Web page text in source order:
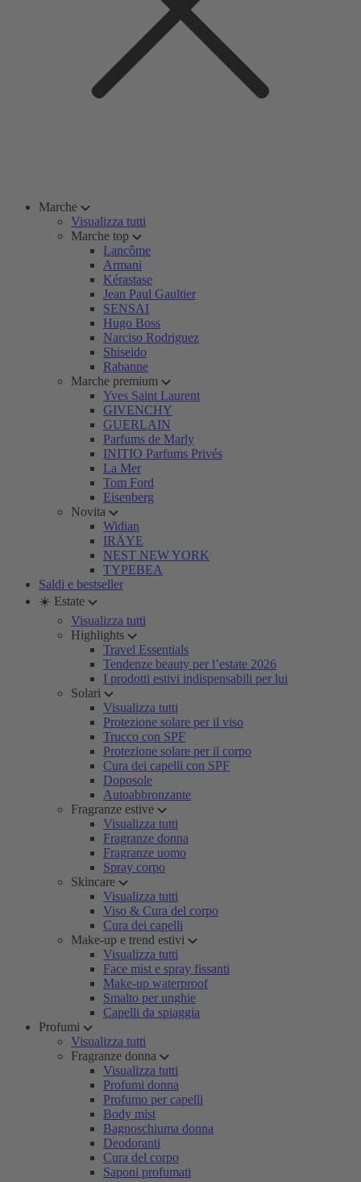
Marche
Visualizza tutti
Marche top
Lancôme
Armani
Kérastase
Jean Paul Gaultier
SENSAI
Hugo Boss
Narciso Rodriguez
Shiseido
Rabanne
Marche premium
Yves Saint Laurent
GIVENCHY
GUERLAIN
Parfums de Marly
INITIO Parfums Privés
La Mer
Tom Ford
Eisenberg
Novita
Widian
IRÄYE
NEST NEW YORK
TYPEBEA
Saldi e bestseller
☀️ Estate
Visualizza tutti
Highlights
Travel Essentials
Tendenze beauty per l’estate 2026
I prodotti estivi indispensabili per lui
Solari
Visualizza tutti
Protezione solare per il viso
Trucco con SPF
Protezione solare per il corpo
Cura dei capelli con SPF
Doposole
Autoabbronzante
Fragranze estive
Visualizza tutti
Fragranze donna
Fragranze uomo
Spray corpo
Skincare
Visualizza tutti
Viso & Cura del corpo
Cura dei capelli
Make-up e trend estivi
Visualizza tutti
Face mist e spray fissanti
Make-up waterproof
Smalto per unghie
Capelli da spiaggia
Profumi
Visualizza tutti
Fragranze donna
Visualizza tutti
Profumi donna
Profumo per capelli
Body mist
Bagnoschiuma donna
Deodoranti
Cura del corpo
Saponi profumati